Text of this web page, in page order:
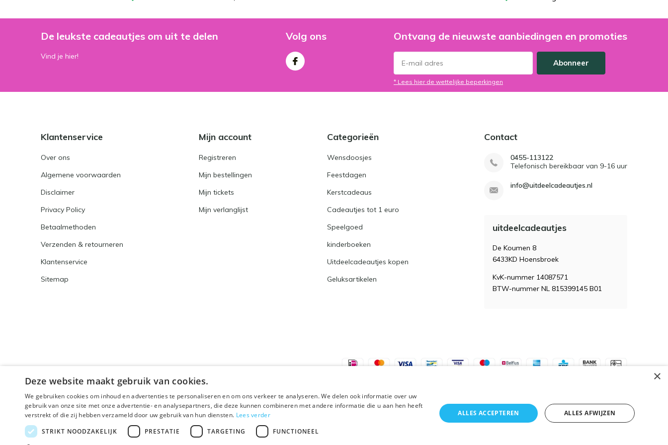
De leukste cadeautjes om uit te delen
Vind je hier!
Volg ons Ontvang de nieuwste aanbiedingen en promoties
Abonneer
* Lees hier de wettelijke beperkingen
Klantenservice
Over ons
Algemene voorwaarden
Disclaimer
Privacy Policy
Betaalmethoden
Verzenden & retourneren
Klantenservice
Sitemap
Mijn account
Registreren
Mijn bestellingen
Mijn tickets
Mijn verlanglijst
Categorieën
Wensdoosjes
Feestdagen
Kerstcadeaus
Cadeautjes tot 1 euro
Speelgoed
kinderboeken
Uitdeelcadeautjes kopen
Geluksartikelen
Contact
0455-113122
Telefonisch bereikbaar van 9-16 uur
info@uitdeelcadeautjes.nl
uitdeelcadeautjes
De Koumen 8
6433KD Hoensbroek
KvK-nummer 14087571
BTW-nummer NL 815399145 B01
© 2026 - Powered byLightspeed - Theme ByDMWSxPlus+ Algemene voorwaarden RSS-feed Sitemap
×
Deze website maakt gebruik van cookies.
We gebruiken cookies om inhoud en advertenties te personaliseren en om ons verkeer te analyseren. We delen ook informatie over uw
gebruik van onze site met onze advertentie- en analysepartners, die deze kunnen combineren met andere informatie die u aan hen heeft
verstrekt of die zij hebben verzameld door uw gebruik van hun diensten. Lees verder
STRIKT NOODZAKELIJK
PRESTATIE TARGETING FUNCTIONEEL
ALLES ACCEPTEREN ALLES AFWIJZEN